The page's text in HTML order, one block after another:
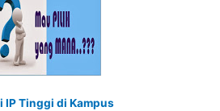
IP Tinggi di Kampus